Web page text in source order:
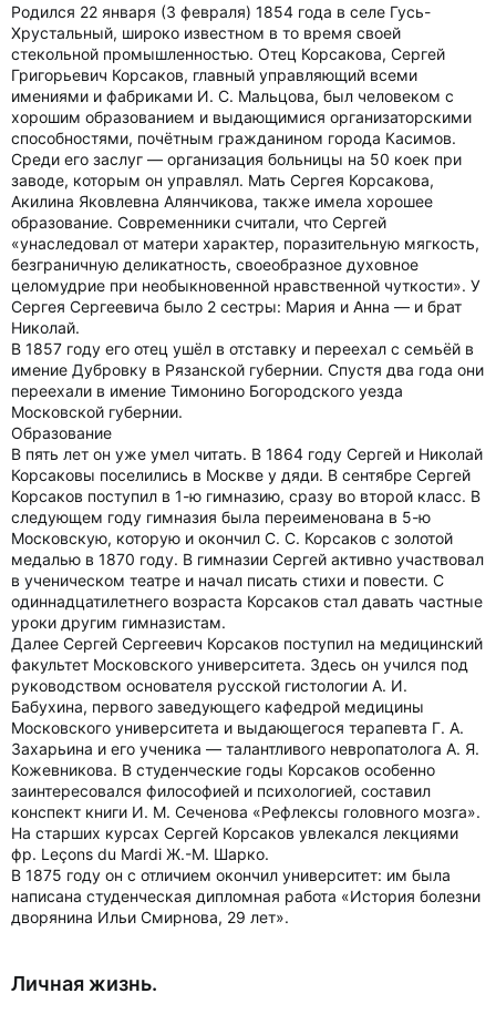
Родился 22 января (3 февраля) 1854 года в селе Гусь-
Хрустальный, широко известном в то время своей
стекольной промышленностью. Отец Корсакова, Сергей
Григорьевич Корсаков, главный управляющий всеми
имениями и фабриками И. С. Мальцова, был человеком с
хорошим образованием и выдающимися организаторскими
способностями, почётным гражданином города Касимов.
Среди его заслуг — организация больницы на 50 коек при
заводе, которым он управлял. Мать Сергея Корсакова,
Акилина Яковлевна Алянчикова, также имела хорошее
образование. Современники считали, что Сергей
«унаследовал от матери характер, поразительную мягкость,
безграничную деликатность, своеобразное духовное
целомудрие при необыкновенной нравственной чуткости». У
Сергея Сергеевича было 2 сестры: Мария и Анна — и брат
Николай.
В 1857 году его отец ушёл в отставку и переехал с семьёй в
имение Дубровку в Рязанской губернии. Спустя два года они
переехали в имение Тимонино Богородского уезда
Московской губернии.
Образование
В пять лет он уже умел читать. В 1864 году Сергей и Николай
Корсаковы поселились в Москве у дяди. В сентябре Сергей
Корсаков поступил в 1-ю гимназию, сразу во второй класс. В
следующем году гимназия была переименована в 5-ю
Московскую, которую и окончил С. С. Корсаков с золотой
медалью в 1870 году. В гимназии Сергей активно участвовал
в ученическом театре и начал писать стихи и повести. С
одиннадцатилетнего возраста Корсаков стал давать частные
уроки другим гимназистам.
Далее Сергей Сергеевич Корсаков поступил на медицинский
факультет Московского университета. Здесь он учился под
руководством основателя русской гистологии А. И.
Бабухина, первого заведующего кафедрой медицины
Московского университета и выдающегося терапевта Г. А.
Захарьина и его ученика — талантливого невропатолога А. Я.
Кожевникова. В студенческие годы Корсаков особенно
заинтересовался философией и психологией, составил
конспект книги И. М. Сеченова «Рефлексы головного мозга».
На старших курсах Сергей Корсаков увлекался лекциями
фр. Leçons du Mardi Ж.-М. Шарко.
В 1875 году он с отличием окончил университет: им была
написана студенческая дипломная работа «История болезни
дворянина Ильи Смирнова, 29 лет».
Личная жизнь.